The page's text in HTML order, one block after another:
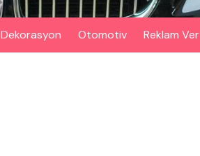
Dekorasyon Otomotiv Reklam Ver